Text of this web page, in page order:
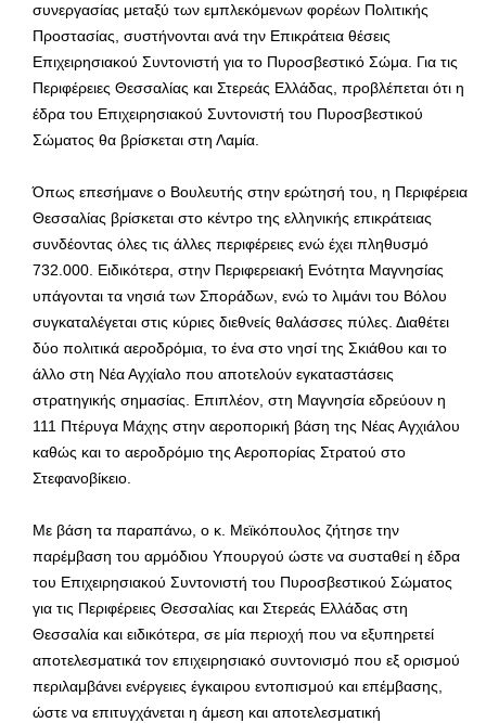
συνεργασίας μεταξύ των εμπλεκόμενων φορέων Πολιτικής
Προστασίας, συστήνονται ανά την Επικράτεια θέσεις
Επιχειρησιακού Συντονιστή για το Πυροσβεστικό Σώμα. Για τις
Περιφέρειες Θεσσαλίας και Στερεάς Ελλάδας, προβλέπεται ότι η
έδρα του Επιχειρησιακού Συντονιστή του Πυροσβεστικού
Σώματος θα βρίσκεται στη Λαμία.
Όπως επεσήμανε ο Βουλευτής στην ερώτησή του, η Περιφέρεια
Θεσσαλίας βρίσκεται στο κέντρο της ελληνικής επικράτειας
συνδέοντας όλες τις άλλες περιφέρειες ενώ έχει πληθυσμό
732.000. Ειδικότερα, στην Περιφερειακή Ενότητα Μαγνησίας
υπάγονται τα νησιά των Σποράδων, ενώ το λιμάνι του Βόλου
συγκαταλέγεται στις κύριες διεθνείς θαλάσσες πύλες. Διαθέτει
δύο πολιτικά αεροδρόμια, το ένα στο νησί της Σκιάθου και το
άλλο στη Νέα Αγχίαλο που αποτελούν εγκαταστάσεις
στρατηγικής σημασίας. Επιπλέον, στη Μαγνησία εδρεύουν η
111 Πτέρυγα Μάχης στην αεροπορική βάση της Νέας Αγχιάλου
καθώς και το αεροδρόμιο της Αεροπορίας Στρατού στο
Στεφανοβίκειο.
Με βάση τα παραπάνω, ο κ. Μεϊκόπουλος ζήτησε την
παρέμβαση του αρμόδιου Υπουργού ώστε να συσταθεί η έδρα
του Επιχειρησιακού Συντονιστή του Πυροσβεστικού Σώματος
για τις Περιφέρειες Θεσσαλίας και Στερεάς Ελλάδας στη
Θεσσαλία και ειδικότερα, σε μία περιοχή που να εξυπηρετεί
αποτελεσματικά τον επιχειρησιακό συντονισμό που εξ ορισμού
περιλαμβάνει ενέργειες έγκαιρου εντοπισμού και επέμβασης,
ώστε να επιτυγχάνεται η άμεση και αποτελεσματική